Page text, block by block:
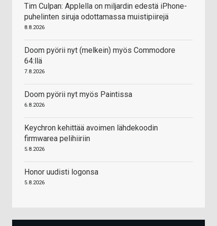
Tim Culpan: Applella on miljardin edestä iPhone-
puhelinten siruja odottamassa muistipiirejä
8.8.2026
Doom pyörii nyt (melkein) myös Commodore
64:llä
7.8.2026
Doom pyörii nyt myös Paintissa
6.8.2026
Keychron kehittää avoimen lähdekoodin
firmwarea pelihiiriin
5.8.2026
Honor uudisti logonsa
5.8.2026